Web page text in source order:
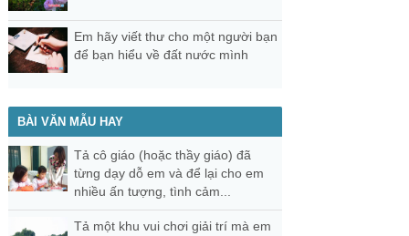
Em hãy viết thư cho một người bạn
để bạn hiểu về đất nước mình
BÀI VĂN MẪU HAY
Tả cô giáo (hoặc thầy giáo) đã
từng dạy dỗ em và để lại cho em
nhiều ấn tượng, tình cảm...
Tả một khu vui chơi giải trí mà em